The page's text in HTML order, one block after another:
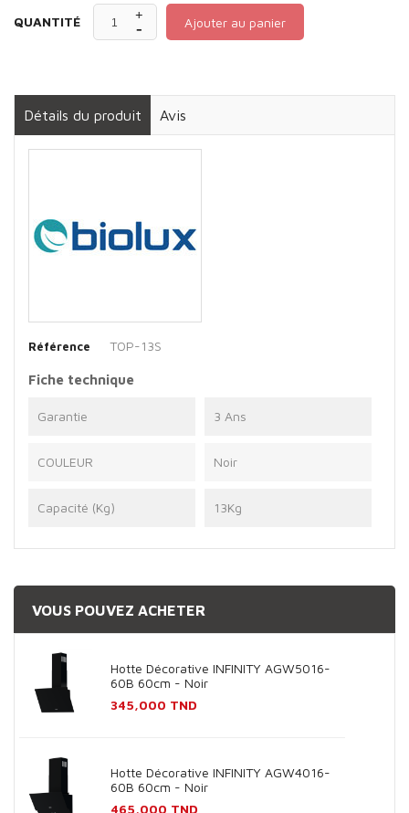
QUANTITÉ Ajouter au panier
Détails du produit Avis
Référence TOP-13S
Fiche technique
Garantie 3 Ans
COULEUR Noir
Capacité (Kg) 13Kg
VOUS POUVEZ ACHETER
Hotte Décorative INFINITY AGW5016-
60B 60cm - Noir
Prix
345,000 TND
Hotte Décorative INFINITY AGW4016-
60B 60cm - Noir
Prix
465,000 TND